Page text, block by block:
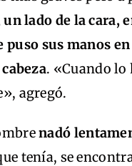
lado de la cara,
puso sus manos
. «Cuando
agregó.
nadó
tenía, se